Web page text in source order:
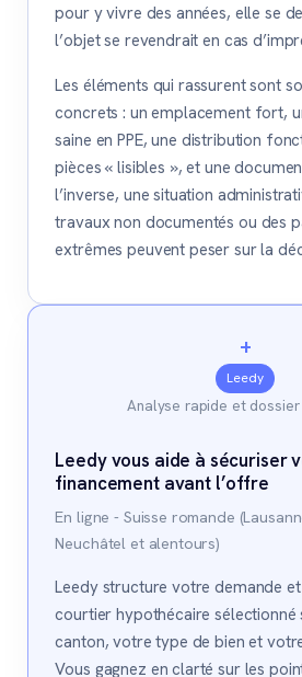
pour y vivre des années, elle se
l’objet se revendrait en cas
Les éléments qui rassurent sont
concrets : un emplacement fort,
saine en PPE, une distribution
pièces « lisibles », et une
l’inverse, une situation
travaux non documentés ou des
extrêmes peuvent peser sur la
+
Leedy
Analyse rapide et
Leedy vous aide à sécuriser
financement avant l’offre
En ligne - Suisse romande
Neuchâtel et alentours)
Leedy structure votre demande
courtier hypothécaire sélectionné
canton, votre type de bien et
Vous gagnez en clarté sur les